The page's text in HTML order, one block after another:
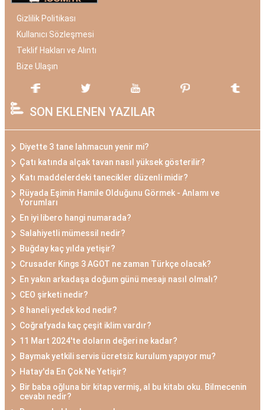
Gizlilik Politikası
Kullanıcı Sözleşmesi
Teklif Hakları ve Alıntı
Bize Ulaşın
SON EKLENEN YAZILAR
Diyette 3 tane lahmacun yenir mi?
Çatı katında alçak tavan nasıl yüksek gösterilir?
Katı maddelerdeki tanecikler düzenli midir?
Rüyada Eşimin Hamile Olduğunu Görmek - Anlamı ve
Yorumları
En iyi libero hangi numarada?
Salahiyetli mümessil nedir?
Buğday kaç yılda yetişir?
Crusader Kings 3 AGOT ne zaman Türkçe olacak?
En yakın arkadaşa doğum günü mesajı nasıl olmalı?
CEO şirketi nedir?
8 haneli yedek kod nedir?
Coğrafyada kaç çeşit iklim vardır?
11 Mart 2024'te doların değeri ne kadar?
Baymak yetkili servis ücretsiz kurulum yapıyor mu?
Hatay'da En Çok Ne Yetişir?
Bir baba oğluna bir kitap vermiş, al bu kitabı oku. Bilmecenin
cevabı nedir?